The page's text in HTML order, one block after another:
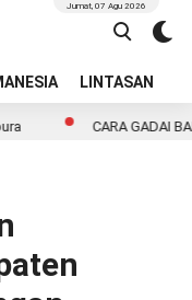
LINTASAN
Jumat, 07 Agu 2026
CARA GADAI